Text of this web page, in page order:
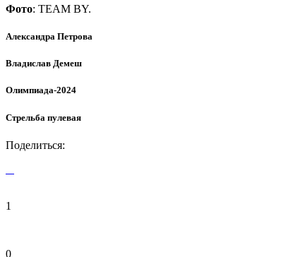
Фото: TEAM BY.
Александра Петрова
Владислав Демеш
Олимпиада-2024
Стрельба пулевая
Поделиться:
1
0